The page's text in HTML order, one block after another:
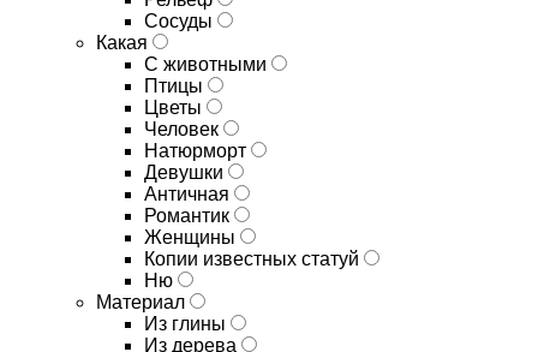
Сосуды
Какая
С животными
Птицы
Цветы
Человек
Натюрморт
Девушки
Античная
Романтик
Женщины
Копии известных статуй
Ню
Материал
Из глины
Из дерева